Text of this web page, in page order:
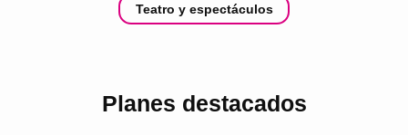
Teatro y espectáculos
Planes destacados